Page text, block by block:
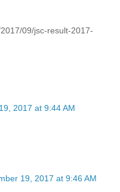
09/jsc-result-2017-
2017 at 9:44 AM
19, 2017 at 9:46 AM